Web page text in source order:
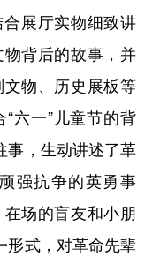
展厅实物细致讲
背后的故事，并
物、历史展板等
六一”儿童节的背
事，生动讲述了革
强抗争的英勇事
场的盲友和小朋
形式，对革命先辈